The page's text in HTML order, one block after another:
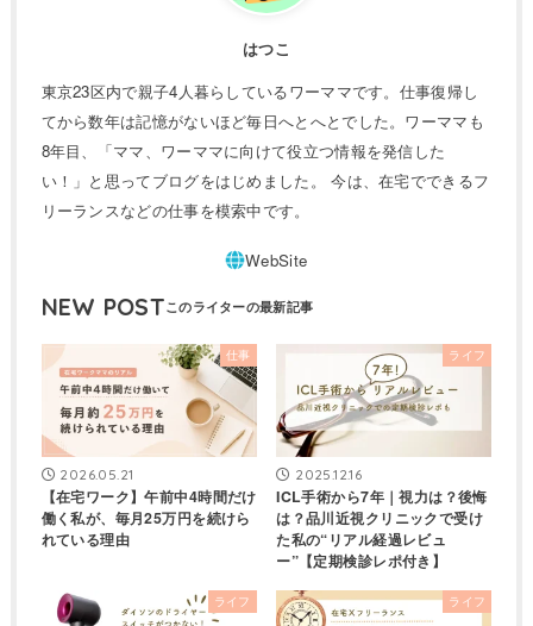
はつこ
東京23区内で親子4人暮らしているワーママです。仕事復帰し
てから数年は記憶がないほど毎日へとへとでした。ワーママも
8年目、「ママ、ワーママに向けて役立つ情報を発信した
い！」と思ってブログをはじめました。 今は、在宅でできるフ
リーランスなどの仕事を模索中です。
NEW POST
仕事
2026.05.21
【在宅ワーク】午前中4時間だけ
働く私が、毎月25万円を続けら
れている理由
ライフ
2025.12.16
ICL手術から7年｜視力は？後悔
は？品川近視クリニックで受け
た私の“リアル経過レビュ
ー”【定期検診レポ付き】
ライフ ライフ